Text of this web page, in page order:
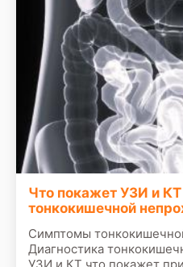
Что покажет УЗИ и
тонкокишечной
Симптомы
Диагностика